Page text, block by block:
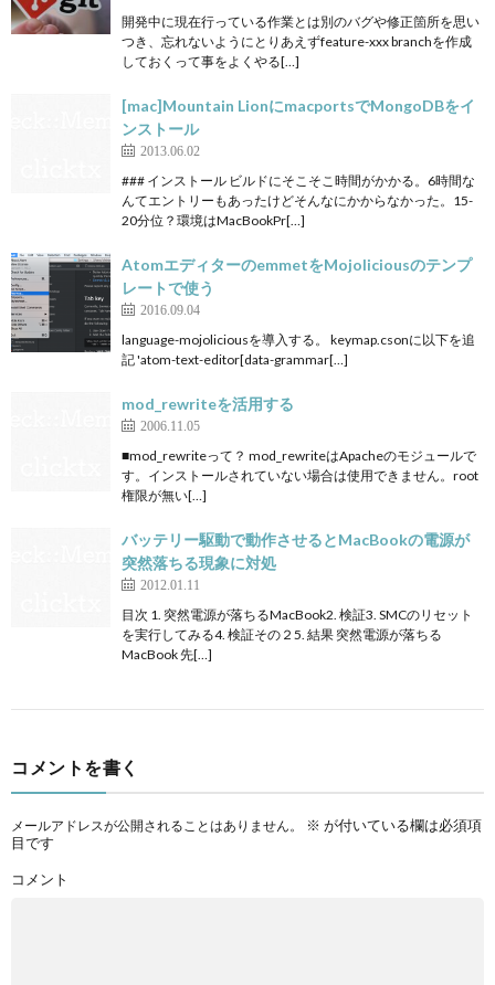
開発中に現在行っている作業とは別のバグや修正箇所を思い
つき、忘れないようにとりあえずfeature-xxx branchを作成
しておくって事をよくやる[…]
[mac]Mountain LionにmacportsでMongoDBをイ
ンストール
2013.06.02
### インストール ビルドにそこそこ時間がかかる。6時間な
んてエントリーもあったけどそんなにかからなかった。15-
20分位？環境はMacBookPr[…]
AtomエディターのemmetをMojoliciousのテンプ
レートで使う
2016.09.04
language-mojoliciousを導入する。 keymap.csonに以下を追
記 'atom-text-editor[data-grammar[…]
mod_rewriteを活用する
2006.11.05
■mod_rewriteって？ mod_rewriteはApacheのモジュールで
す。インストールされていない場合は使用できません。root
権限が無い[…]
バッテリー駆動で動作させるとMacBookの電源が
突然落ちる現象に対処
2012.01.11
目次 1. 突然電源が落ちるMacBook2. 検証3. SMCのリセット
を実行してみる4. 検証その２5. 結果 突然電源が落ちる
MacBook 先[…]
コメントを書く
メールアドレスが公開されることはありません。 ※ が付いている欄は必須項
目です
コメント